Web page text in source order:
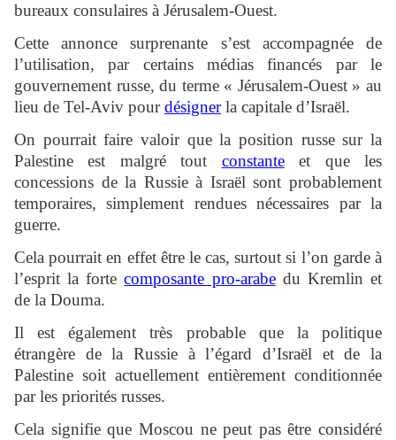
bureaux consulaires à Jérusalem-Ouest.
Cette annonce surprenante s’est accompagnée de
l’utilisation, par certains médias financés par le
gouvernement russe, du terme « Jérusalem-Ouest » au
lieu de Tel-Aviv pourdésignerla capitale d’Israël.
On pourrait faire valoir que la position russe sur la
Palestine est malgré tout constanteet que les
concessions de la Russie à Israël sont probablement
temporaires, simplement rendues nécessaires par la
guerre.
Cela pourrait en effet être le cas, surtout si l’on garde à
l’esprit la fortecomposante pro-arabedu Kremlin et
de la Douma.
Il est également très probable que la politique
étrangère de la Russie à l’égard d’Israël et de la
Palestine soit actuellement entièrement conditionnée
par les priorités russes.
Cela signifie que Moscou ne peut pas être considéré